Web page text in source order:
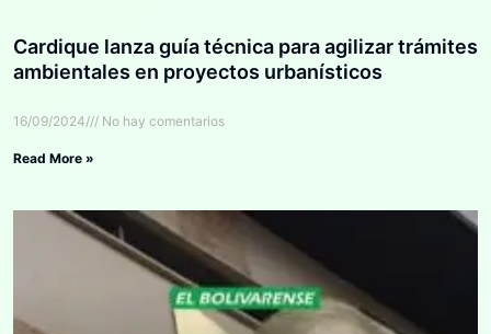
Cardique lanza guía técnica para agilizar trámites
ambientales en proyectos urbanísticos
16/09/2024 No hay comentarios
Read More »